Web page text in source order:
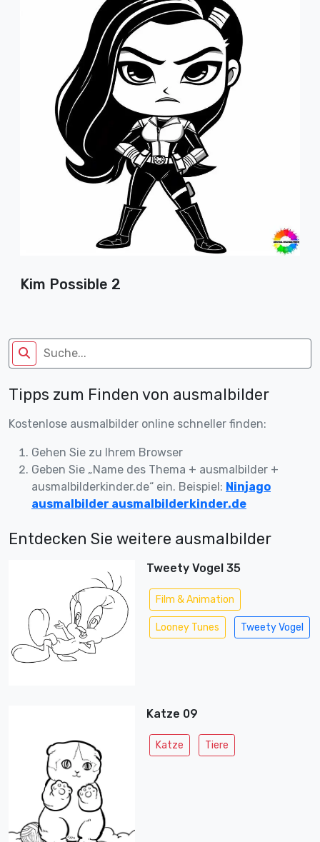
Kim Possible 2
Tipps zum Finden von ausmalbilder
Kostenlose ausmalbilder online schneller finden:
Gehen Sie zu Ihrem Browser
Geben Sie „Name des Thema + ausmalbilder +
ausmalbilderkinder.de“ ein. Beispiel: Ninjago
ausmalbilder ausmalbilderkinder.de
Entdecken Sie weitere ausmalbilder
Tweety Vogel 35
Film & Animation
Looney Tunes Tweety Vogel
Katze 09
Katze Tiere